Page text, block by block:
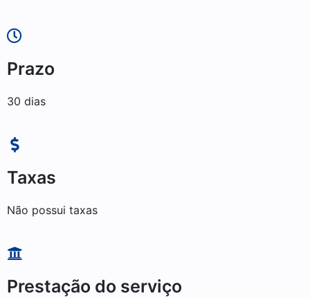
Prazo
30 dias
Taxas
Não possui taxas
Prestação do serviço